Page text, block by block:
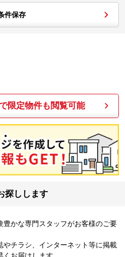
件保存
限定物件も閲覧可能
探しします
豊かな専門スタッフがお客様のご要
やチラシ、インターネット等に掲載